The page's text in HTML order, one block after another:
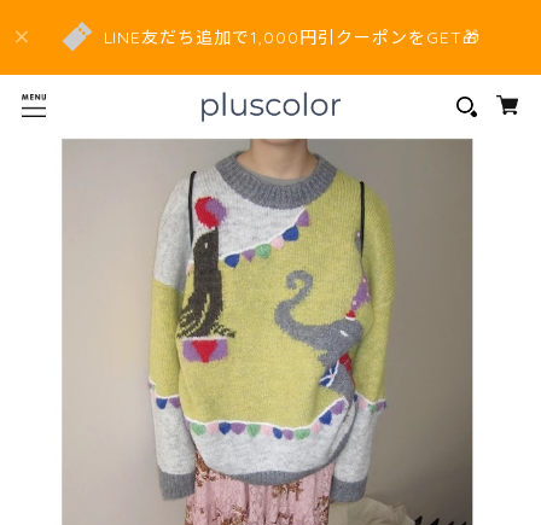
LINE友だち追加で1,000円引クーポンをGET🎁